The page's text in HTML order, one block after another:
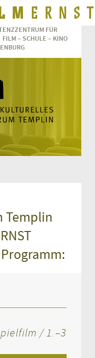
FÜR
FILM – SCHULE – KINO
Templin
/ 1.–3